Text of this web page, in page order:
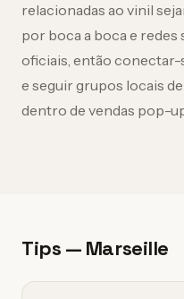
relacionadas ao vinil
por boca a boca e redes
oficiais, então
e seguir grupos locais
dentro de vendas pop-
Tips — Marseille